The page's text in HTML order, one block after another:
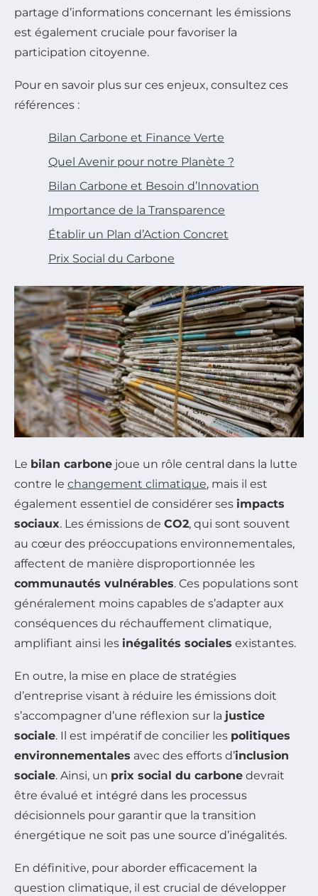
partage d’informations concernant les émissions
est également cruciale pour favoriser la
participation citoyenne.
Pour en savoir plus sur ces enjeux, consultez ces
références :
Bilan Carbone et Finance Verte
Quel Avenir pour notre Planète ?
Bilan Carbone et Besoin d’Innovation
Importance de la Transparence
Établir un Plan d’Action Concret
Prix Social du Carbone
Le bilan carbone joue un rôle central dans la lutte
contre le changement climatique, mais il est
également essentiel de considérer ses impacts
sociaux. Les émissions de CO2, qui sont souvent
au cœur des préoccupations environnementales,
affectent de manière disproportionnée les
communautés vulnérables. Ces populations sont
généralement moins capables de s’adapter aux
conséquences du réchauffement climatique,
amplifiant ainsi les inégalités sociales existantes.
En outre, la mise en place de stratégies
d’entreprise visant à réduire les émissions doit
s’accompagner d’une réflexion sur la justice
sociale. Il est impératif de concilier les politiques
environnementales avec des efforts d’inclusion
sociale. Ainsi, un prix social du carbone devrait
être évalué et intégré dans les processus
décisionnels pour garantir que la transition
énergétique ne soit pas une source d’inégalités.
En définitive, pour aborder efficacement la
question climatique, il est crucial de développer